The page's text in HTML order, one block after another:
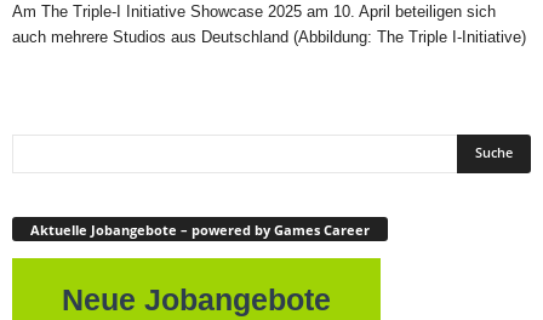
Am The Triple-I Initiative Showcase 2025 am 10. April beteiligen sich
auch mehrere Studios aus Deutschland (Abbildung: The Triple I-Initiative)
Aktuelle Jobangebote – powered by Games Career